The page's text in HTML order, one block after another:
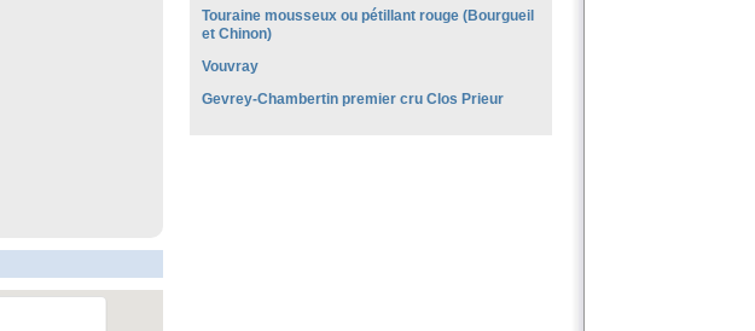
Touraine mousseux ou pétillant rouge (Bourgueil
et Chinon)
Vouvray
Gevrey-Chambertin premier cru Clos Prieur